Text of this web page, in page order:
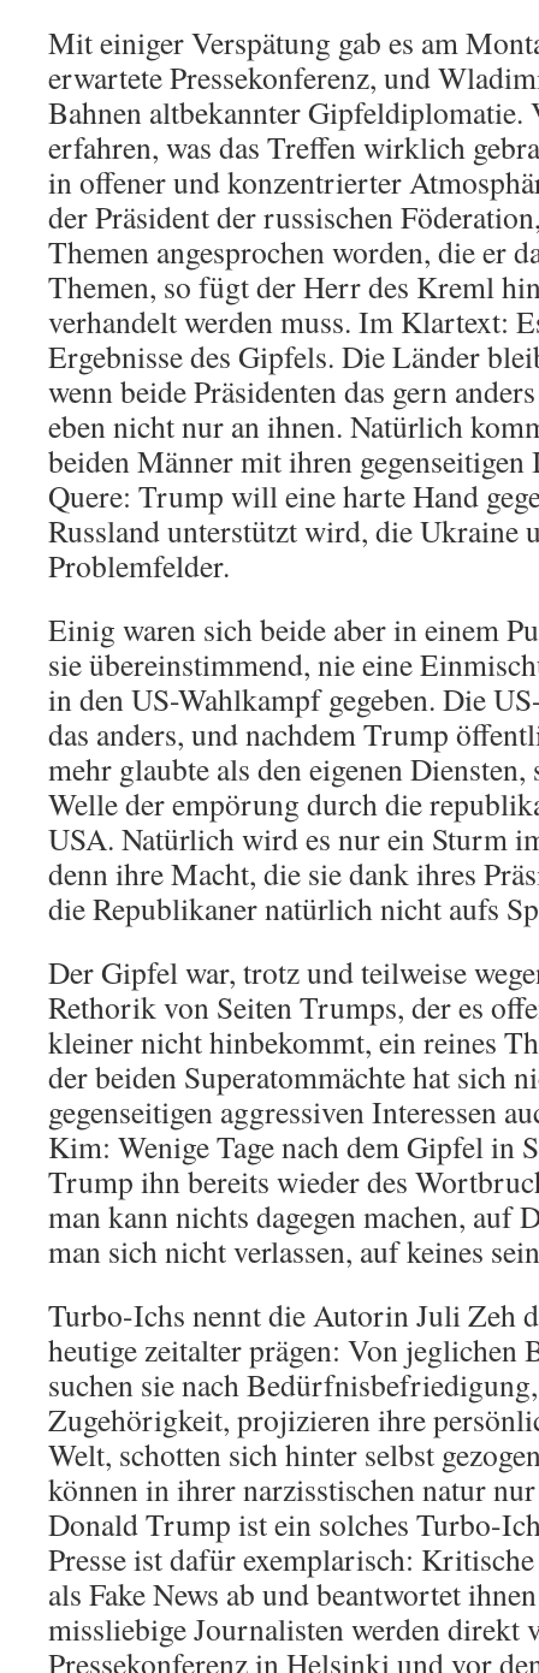
Mit einiger Verspätung gab es am
erwartete Pressekonferenz, und
Bahnen altbekannter
erfahren, was das Treffen wirklich
in offener und konzentrierter
der Präsident der russischen
Themen angesprochen worden, die er
Themen, so fügt der Herr des Kreml
verhandelt werden muss. Im Klartext:
Ergebnisse des Gipfels. Die Länder
wenn beide Präsidenten das gern
eben nicht nur an ihnen. Natürlich
beiden Männer mit ihren gegenseitigen
Quere: Trump will eine harte Hand
Russland unterstützt wird, die Ukraine
Problemfelder.
Einig waren sich beide aber in einem
sie übereinstimmend, nie eine
in den US-Wahlkampf gegeben. Die
das anders, und nachdem Trump
mehr glaubte als den eigenen Diensten,
Welle der empörung durch die
USA. Natürlich wird es nur ein Sturm
denn ihre Macht, die sie dank ihres
die Republikaner natürlich nicht aufs
Der Gipfel war, trotz und teilweise
Rethorik von Seiten Trumps, der es
kleiner nicht hinbekommt, ein reines
der beiden Superatommächte hat sich
gegenseitigen aggressiven Interessen
Kim: Wenige Tage nach dem Gipfel in
Trump ihn bereits wieder des
man kann nichts dagegen machen, auf
man sich nicht verlassen, auf keines
Turbo-Ichs nennt die Autorin Juli Zeh
heutige zeitalter prägen: Von jeglichen
suchen sie nach
Zugehörigkeit, projizieren ihre
Welt, schotten sich hinter selbst
können in ihrer narzisstischen natur
Donald Trump ist ein solches Turbo-
Presse ist dafür exemplarisch:
als Fake News ab und beantwortet
missliebige Journalisten werden direkt
Pressekonferenz in Helsinki und vor